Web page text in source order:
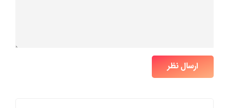
ارسال نظر